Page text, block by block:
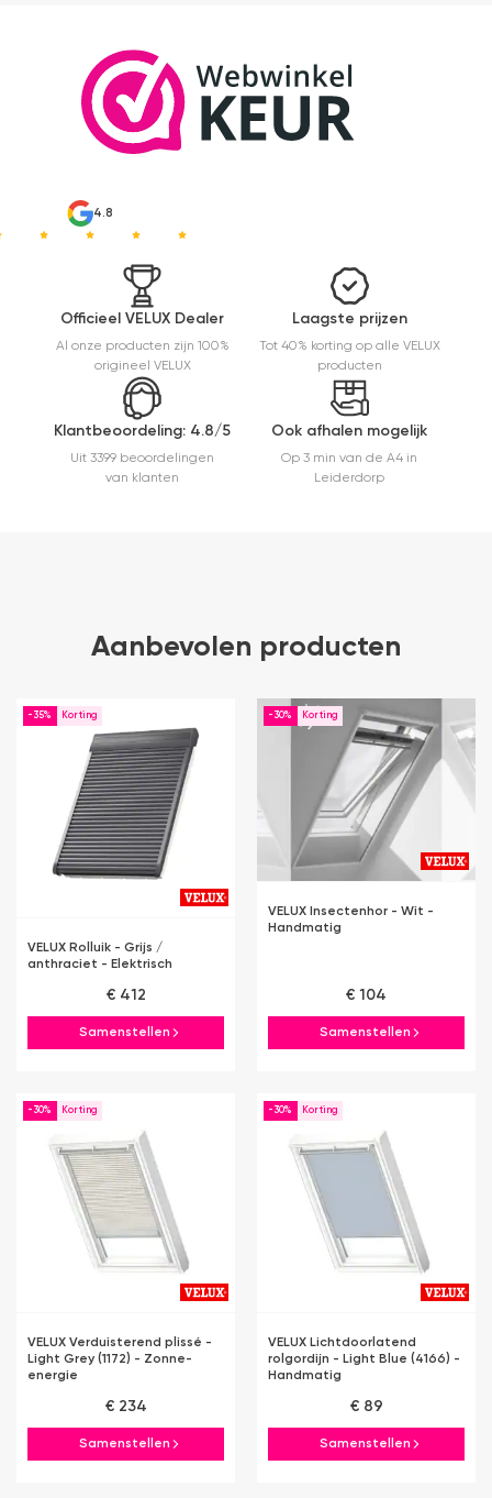
4.8
Officieel VELUX Dealer
Al onze producten zijn 100%
origineel VELUX
Laagste prijzen
Tot 40% korting op alle VELUX
producten
Klantbeoordeling: 4.8/5
Uit 3399 beoordelingen
van klanten
Ook afhalen mogelijk
Op 3 min van de A4 in
Leiderdorp
Aanbevolen producten
-35%
VELUX Rolluik - Grijs /
anthraciet - Elektrisch
€ 412
Samenstellen
-30%
VELUX Insectenhor - Wit -
Handmatig
€ 104
Samenstellen
-30%
VELUX Verduisterend plissé -
Light Grey (1172) - Zonne-
energie
€ 234
Samenstellen
-30%
VELUX Lichtdoorlatend
rolgordijn - Light Blue (4166) -
Handmatig
€ 89
Samenstellen